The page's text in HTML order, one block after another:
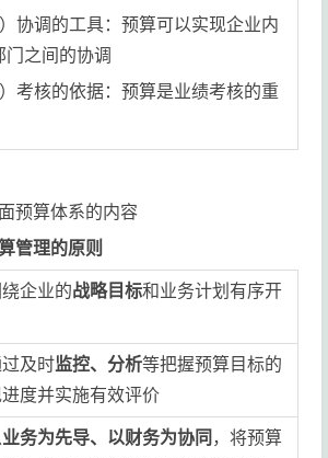
）协调的工具：预算可以实现企业内
门之间的协调
）考核的依据：预算是业绩考核的重
预算体系的内容
管理的原则
企业的战略目标和业务计划有序开
及时监控、分析等把握预算目标的
度并实施有效评价
业务为先导、以财务为协同 ，将预算